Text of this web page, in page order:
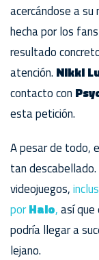
acercándose a
hecha por los
resultado
atención. Nikki
contacto con
esta petición.
A pesar de todo,
tan descabellado.
videojuegos,
porHalo,así
podría llegar a
lejano.